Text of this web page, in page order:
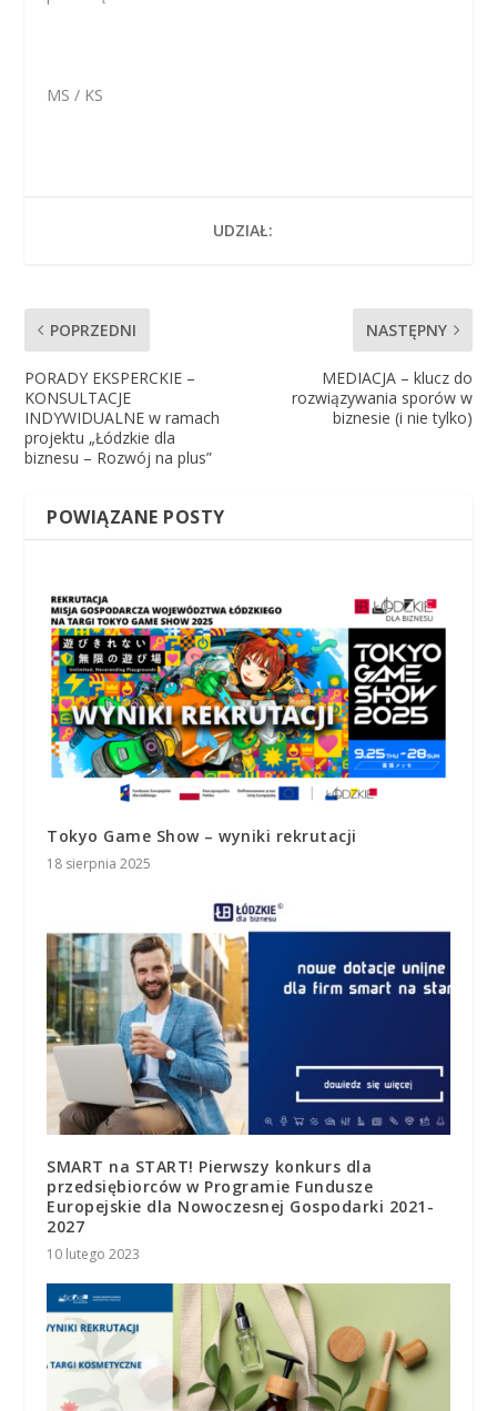
MS / KS
UDZIAŁ:
POPRZEDNI
PORADY EKSPERCKIE –
KONSULTACJE
INDYWIDUALNE w ramach
projektu „Łódzkie dla
biznesu – Rozwój na plus”
NASTĘPNY
MEDIACJA – klucz do
rozwiązywania sporów w
biznesie (i nie tylko)
POWIĄZANE POSTY
Tokyo Game Show – wyniki rekrutacji
18 sierpnia 2025
SMART na START! Pierwszy konkurs dla
przedsiębiorców w Programie Fundusze
Europejskie dla Nowoczesnej Gospodarki 2021-
2027
10 lutego 2023